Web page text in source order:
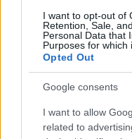
I want to opt-out of
Retention, Sale,
Personal Data that
Purposes for which
Opted Out
Google consents
I want to allow
related to
días fríos.…
Anna Innocenti · 29 Oct 2025